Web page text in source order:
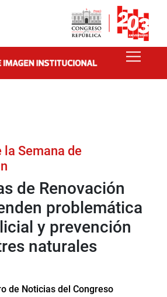
la Semana de
de Renovación
problemática
y prevención
naturales
de Noticias del Congreso